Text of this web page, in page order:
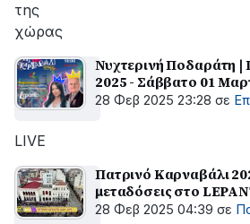
της
χώρας
Νυχτερινή Ποδαράτη |
2025 - Σάββατο 01
28 Φεβ 2025 23:28 σε
LIVE
Πατρινό Καρναβάλι
μεταδόσεις στο
28 Φεβ 2025 04:39 σε